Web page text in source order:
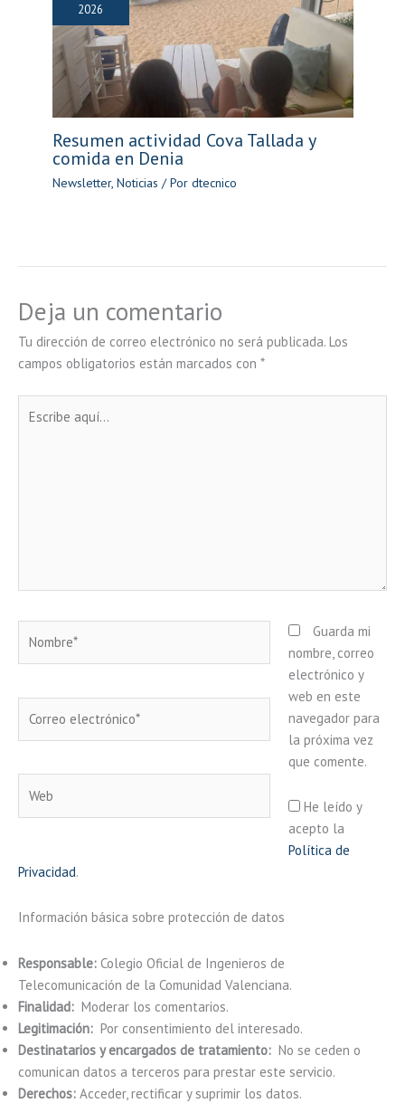
2026
Resumen actividad Cova Tallada y
comida en Denia
Newsletter, Noticias / Por dtecnico
Deja un comentario
Tu dirección de correo electrónico no será publicada. Los
campos obligatorios están marcados con *
aquí...
electrónico*
Guarda mi
nombre, correo
electrónico y
web en este
navegador para
la próxima vez
que comente.
He leído y
acepto la
Política de
Privacidad.
Información básica sobre protección de datos
Responsable: Colegio Oficial de Ingenieros de
Telecomunicación de la Comunidad Valenciana.
Finalidad: Moderar los comentarios.
Legitimación: Por consentimiento del interesado.
Destinatarios y encargados de tratamiento: No se ceden o
comunican datos a terceros para prestar este servicio.
Derechos: Acceder, rectificar y suprimir los datos.